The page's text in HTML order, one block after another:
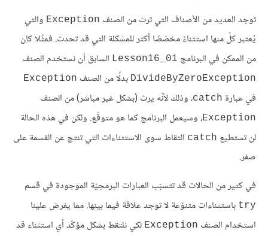
توجد العديد من الأصناف التي ترث من الصنف Exception والتي
يُعتبر كلّ منها استثناءً مخصّصًا أكثر للمشكلة التي قد تحدث. فمثًلا كان
من الممكن في البرنامج Lesson16_01 السابق أن نستخدم الصنف
DivideByZeroException بدلًا من الصنف Exception
في عبارة catch، وذلك لأنّه يرث (بشكل غير مباشر) من الصنف
Exception، وسيعمل البرنامج كما هو متوقّع. ولكن في هذه الحالة
لن تستطيع catch التقاط سوى الاستثناءات التي تنتج عن القسمة على
صفر.
في كثير من الحالات قد تتسبّب العبارات البرمجيّة الموجودة في قسم
try باستثناءات متنوّعة لا توجد علاقة فيما بينها. مما يفرض علينا
استخدام الصنف Exception لكي نلتقط بشكل مؤكّد أي استثناء قد